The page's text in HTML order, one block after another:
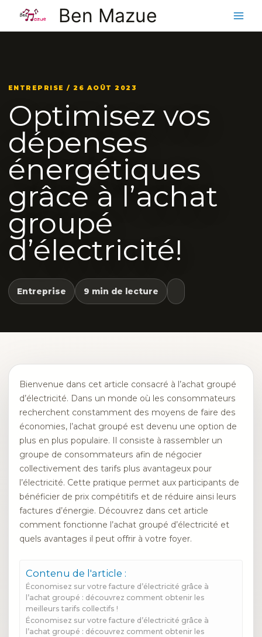
contenu
Ben Mazue
ENTREPRISE / 26 AOÛT 2023
Optimisez vos
dépenses
énergétiques
grâce à l’achat
groupé
d’électricité!
Entreprise 9 min de lecture
Bienvenue dans cet article consacré à l’achat groupé
d’électricité. Dans un monde où les consommateurs
recherchent constamment des moyens de faire des
économies, l’achat groupé est devenu une option de
plus en plus populaire. Il consiste à rassembler un
groupe de consommateurs afin de négocier
collectivement des tarifs plus avantageux pour
l’électricité. Cette pratique permet aux participants de
bénéficier de prix compétitifs et de réduire ainsi leurs
factures d’énergie. Découvrez dans cet article
comment fonctionne l’achat groupé d’électricité et
quels avantages il peut offrir à votre foyer.
Contenu de l'article :
Économisez sur votre facture d’électricité grâce à
l’achat groupé : découvrez comment obtenir les
meilleurs tarifs collectifs !
Économisez sur votre facture d’électricité grâce à
l’achat groupé : découvrez comment obtenir les